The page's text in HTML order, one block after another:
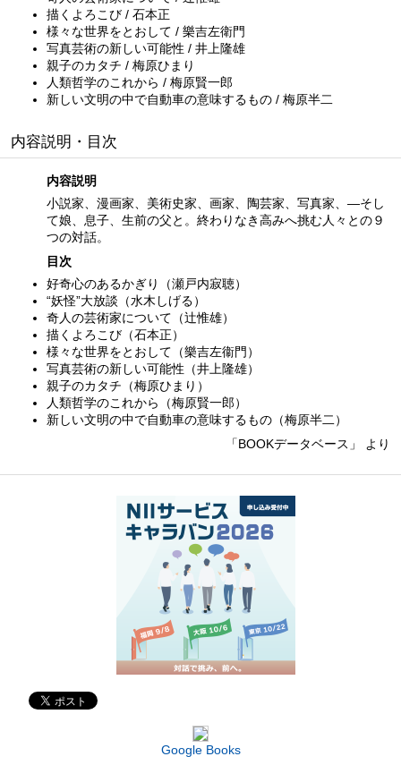
描くよろこび / 石本正
様々な世界をとおして / 樂吉左衛門
写真芸術の新しい可能性 / 井上隆雄
親子のカタチ / 梅原ひまり
人類哲学のこれから / 梅原賢一郎
新しい文明の中で自動車の意味するもの / 梅原半二
内容説明・目次
内容説明
小説家、漫画家、美術史家、画家、陶芸家、写真家、—そし
て娘、息子、生前の父と。終わりなき高みへ挑む人々との９
つの対話。
目次
好奇心のあるかぎり（瀬戸内寂聴）
“妖怪”大放談（水木しげる）
奇人の芸術家について（辻惟雄）
描くよろこび（石本正）
様々な世界をとおして（樂吉左衞門）
写真芸術の新しい可能性（井上隆雄）
親子のカタチ（梅原ひまり）
人類哲学のこれから（梅原賢一郎）
新しい文明の中で自動車の意味するもの（梅原半二）
「BOOKデータベース」 より
Google Books